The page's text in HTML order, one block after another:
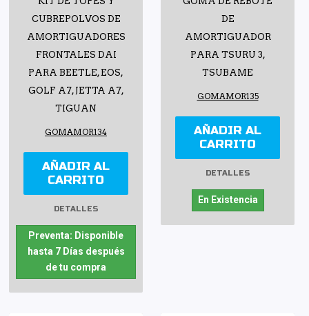
CUBREPOLVOS DE
AMORTIGUADORES
FRONTALES DAI
PARA BEETLE, EOS,
GOLF A7, JETTA A7,
TIGUAN
GOMAMOR134
AÑADIR AL
CARRITO
DETALLES
Preventa: Disponible
hasta 7 Días después
de tu compra
DE
AMORTIGUADOR
PARA TSURU 3,
TSUBAME
GOMAMOR135
AÑADIR AL
CARRITO
DETALLES
En Existencia